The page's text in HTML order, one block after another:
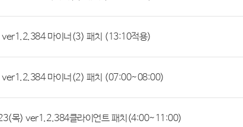
마이너(3) 패치 (13:10적용)
마이너(2) 패치 (07:00~08:00)
목) ver1.2.384클라이언트 패치(4:00~11:00)